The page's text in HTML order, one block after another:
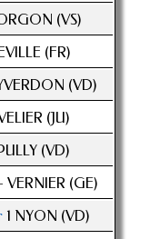
(VS)
(FR)
(VD)
(JU)
(VD)
VERNIER (GE)
1 NYON (VD)